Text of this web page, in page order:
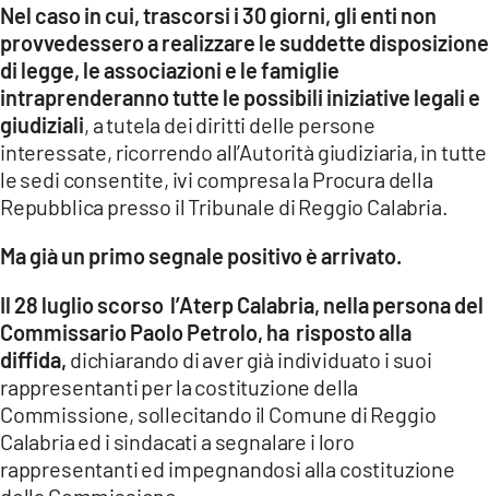
Nel caso in cui, trascorsi i 30 giorni, gli enti non
provvedessero a realizzare le suddette disposizione
di legge, le associazioni e le famiglie
intraprenderanno tutte le possibili iniziative legali e
giudiziali, a tutela dei diritti delle persone
interessate, ricorrendo all’Autorità giudiziaria, in tutte
le sedi consentite, ivi compresa la Procura della
Repubblica presso il Tribunale di Reggio Calabria.
Ma già un primo segnale positivo è arrivato.
Il 28 luglio scorso l’Aterp Calabria, nella persona del
Commissario Paolo Petrolo, ha risposto alla
diffida, dichiarando di aver già individuato i suoi
rappresentanti per la costituzione della
Commissione, sollecitando il Comune di Reggio
Calabria ed i sindacati a segnalare i loro
rappresentanti ed impegnandosi alla costituzione